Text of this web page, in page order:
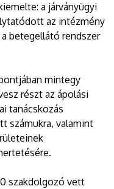
a járványügyi
az intézmény
betegellátó rendszer
mintegy
részt az ápolási
tanácskozás
számukra, valamint
szakdolgozó vett